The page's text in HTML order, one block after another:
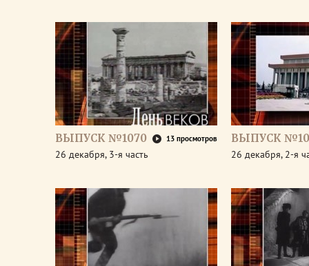
ВЫПУСК №1070 13 просмотров
26 декабря, 3-я часть
ВЫПУСК
26 декабря, 2-я